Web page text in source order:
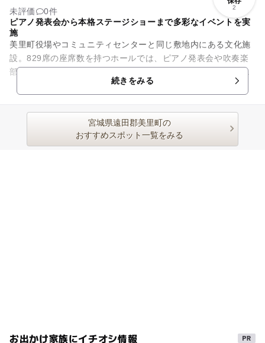
2
未評価
0件
ピアノ発表会から本格ステージショーまで多彩なイベントを実
施
美里町役場やコミュニティセンターと同じ敷地内にある文化施
設。829席の座席数を持つホールでは、ピアノ発表会や吹奏楽
部や合唱団の定期演奏会をはじめ、お笑いライブや有名人によ
るステージショー、子ども...続きをみる
宮城県遠田郡美里町の
おすすめスポット一覧をみる
お出かけ家族にイチオシ情報